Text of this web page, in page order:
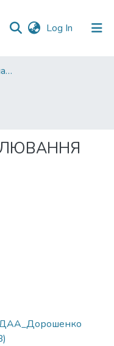
Log In (current)
Факультет обліку та фінансів